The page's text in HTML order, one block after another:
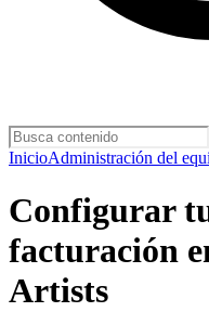
InicioAdministración del
Configurar
facturación
Artists